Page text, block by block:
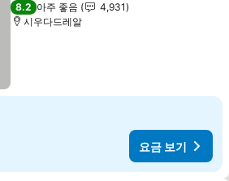
8.2 아주 좋음
4,931
시우다드레알
요금 보기